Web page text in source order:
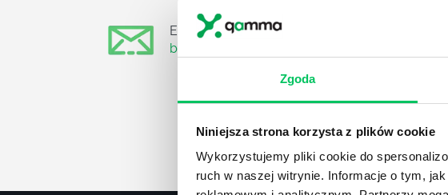
Zgoda
Niniejsza strona korzysta z plików cookie
Wykorzystujemy pliki cookie do
ruch w naszej witrynie. Informacje o tym,
E-mail:
biuro@projektgamma.pl